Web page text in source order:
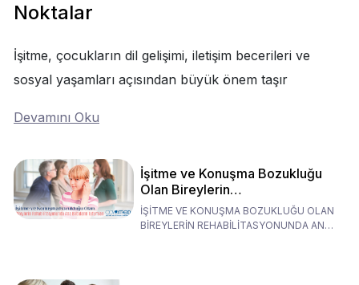
Noktalar
İşitme, çocukların dil gelişimi, iletişim becerileri ve
sosyal yaşamları açısından büyük önem taşır
Devamını Oku
İşitme ve Konuşma Bozukluğu
Olan Bireylerin
Rehabilitasyonunda Ana
Babaların Tutumları
İŞİTME VE KONUŞMA BOZUKLUĞU OLAN
BİREYLERİN REHABİLİTASYONUNDA ANA